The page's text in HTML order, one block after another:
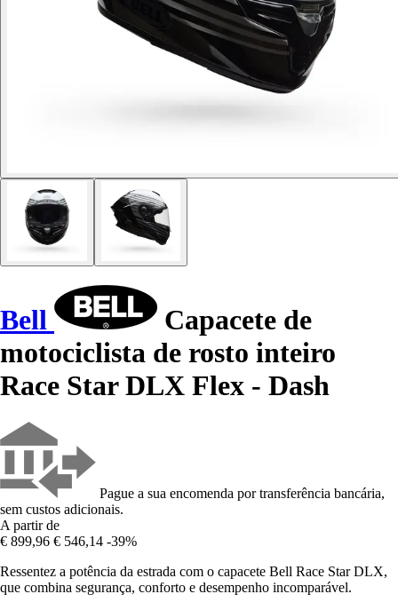
Bell
Capacete de
motociclista de rosto inteiro
Race Star DLX Flex - Dash
Pague a sua encomenda por transferência bancária,
sem custos adicionais.
A partir de
€ 899,96 € 546,14 -39%
Ressentez a potência da estrada com o capacete Bell Race Star DLX,
que combina segurança, conforto e desempenho incomparável.